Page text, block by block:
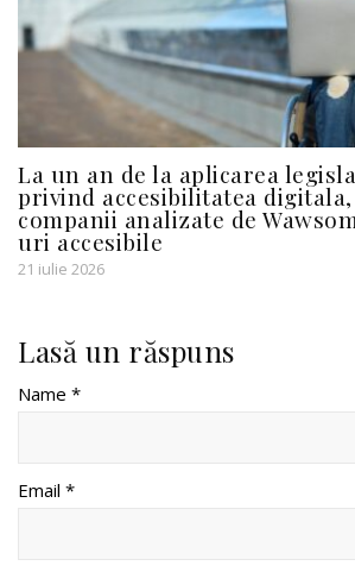
La un an de la aplicarea
privind accesibilitatea digitala,
companii analizate de
uri accesibile
21 iulie 2026
Lasă un răspuns
Name *
Email *